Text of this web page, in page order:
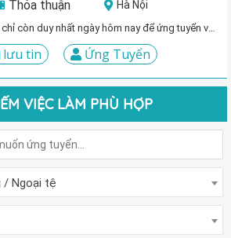
Thỏa thuận Hà Nội
Bạn chỉ còn duy nhất ngày hôm nay để ứng tuyển vị trí này!
lưu tin Ứng Tuyển
VIỆC LÀM PHÙ HỢP
/ Ngoại tệ